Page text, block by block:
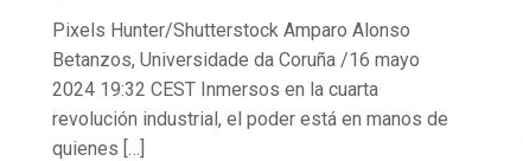
Pixels Hunter/Shutterstock Amparo Alonso
Betanzos, Universidade da Coruña /16 mayo
2024 19:32 CEST Inmersos en la cuarta
revolución industrial, el poder está en manos de
quienes […]